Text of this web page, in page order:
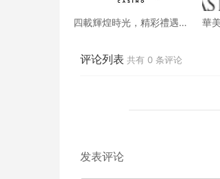
四載輝煌時光，精彩禮遇
華
评论列表 共有 0 条评论
发表评论